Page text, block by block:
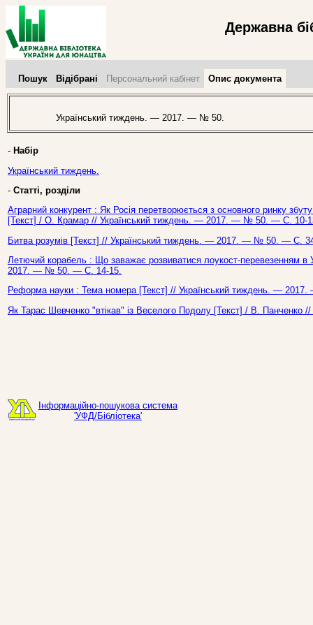
Державна
Пошук Відібрані Персональний кабінет Опис документа
Український тиждень. — 2017. — № 50.
- Набір
Український тиждень.
- Статті, розділи
Аграрний конкурент : Як Росія перетворюється з основного ринку
[Текст] / О. Крамар // Український тиждень. — 2017. — № 50. — С. 10-
Битва розумів [Текст] // Український тиждень. — 2017. — № 50. — С.
Летючий корабель : Що заважає розвиватися лоукост-перевезенням в
2017. — № 50. — С. 14-15.
Реформа науки : Тема номера [Текст] // Український тиждень. —
Як Тарас Шевченко "втікав" із Веселого Подолу [Текст] / В.
Інформаційно-пошукова система
'УФД/Бібліотека'